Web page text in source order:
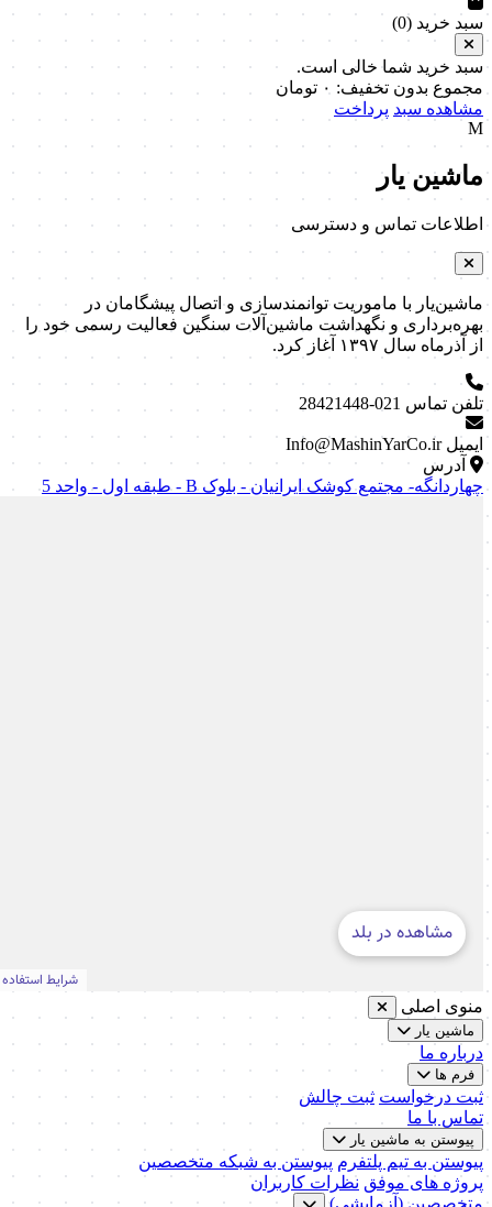
سبد خرید (0
)
سبد خرید شما خالی است.
مجموع بدون تخفیف: ۰ تومان
مشاهده سبد پرداخت
M
ماشین یار
اطلاعات تماس و دسترسی
ماشین‌یار با ماموریت توانمندسازی و اتصال پیشگامان در
بهره‌برداری و نگهداشت ماشین‌آلات سنگین فعالیت رسمی خود را
از آذرماه سال ۱۳۹۷ آغاز کرد.
تلفن تماس 021-28421448
ایمیل Info@MashinYarCo.ir
آدرس
چهاردانگه- مجتمع کوشک ایرانیان - بلوک B - طبقه اول - واحد 5
منوی اصلی
ماشین یار
درباره ما
فرم ها
ثبت درخواست ثبت چالش
تماس با ما
پیوستن به ماشین یار
پیوستن به تیم پلتفرم پیوستن به شبکه متخصصین
پروژه های موفق نظرات کاربران
متخصصین (آزمایشی)